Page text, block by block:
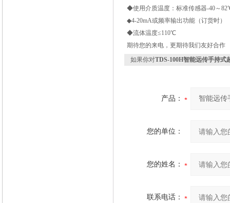
◆使用介质温度：标准传感器-40～
◆4-20mA或频率输出功能（订货时）
◆流体温度≤110℃
期待您的来电，更期待我们友好合作
如果你对TDS-100H智能远传手持式
产品：
您的单位：
您的姓名：
联系电话：